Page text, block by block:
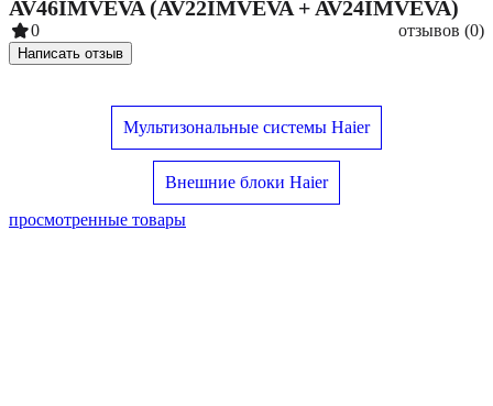
AV46IMVEVA (AV22IMVEVA + AV24IMVEVA)
0 отзывов (0)
Написать отзыв
Мультизональные системы Haier
Внешние блоки Haier
просмотренные товары